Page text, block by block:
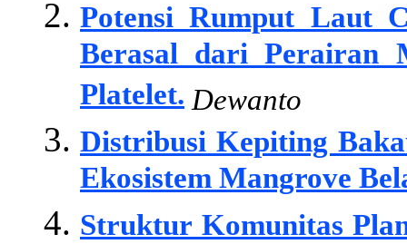
Potensi Rumput Laut
Berasal dari Perairan
Platelet. Dewanto
Distribusi Kepiting
Ekosistem Mangrove
Struktur Komunitas